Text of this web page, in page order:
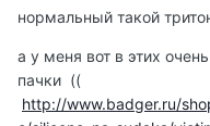
нормальный такой
а у меня вот в этих
пачки ((
http://www.badger.ru/